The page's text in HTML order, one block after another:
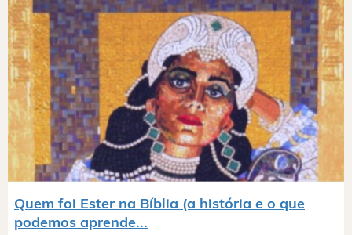
Quem foi Ester na Bíblia (a história e o que
podemos aprende...